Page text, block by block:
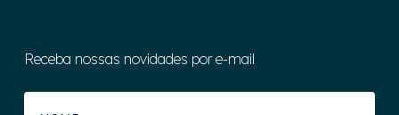
Receba nossas novidades por e-mail